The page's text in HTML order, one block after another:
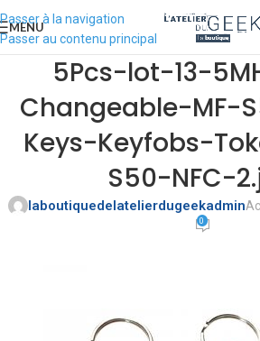
Passer à la navigation
Passer au contenu principal
MENU
5Pcs-lot-13-
Changeable-MF-
Keys-Keyfobs-
S50-NFC-
laboutiquedelatelierdugeekadmin
0